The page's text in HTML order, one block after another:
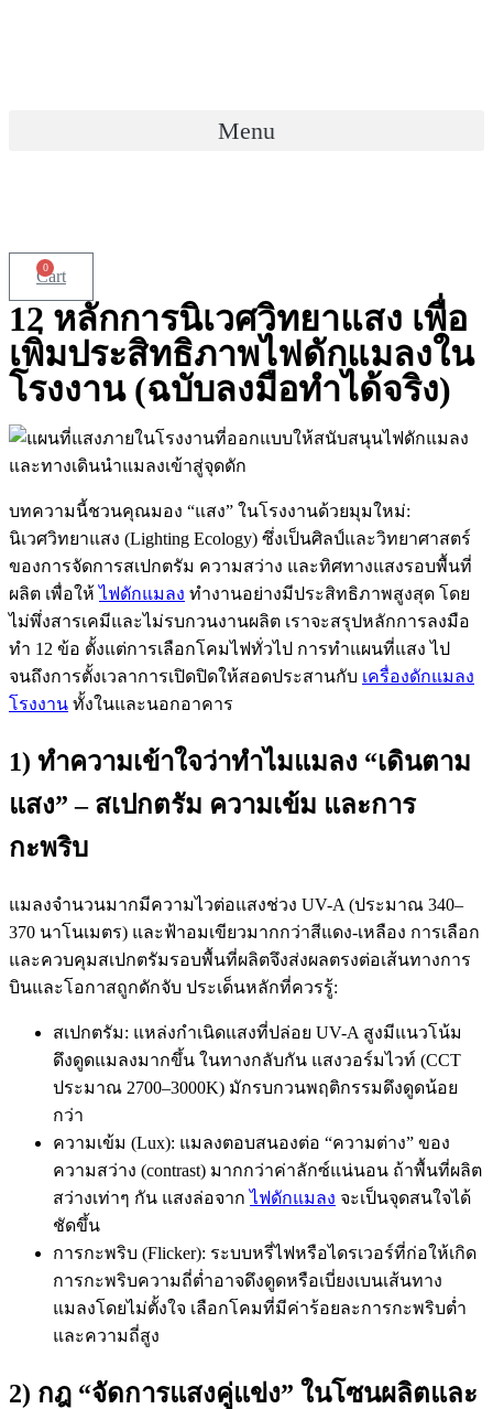
Menu
0
Cart
12 หลักการนิเวศวิทยาแสง เพื่อ
เพิ่มประสิทธิภาพไฟดักแมลงใน
โรงงาน (ฉบับลงมือทำได้จริง)
บทความนี้ชวนคุณมอง “แสง” ในโรงงานด้วยมุมใหม่:
นิเวศวิทยาแสง (Lighting Ecology) ซึ่งเป็นศิลป์และวิทยาศาสตร์
ของการจัดการสเปกตรัม ความสว่าง และทิศทางแสงรอบพื้นที่
ผลิต เพื่อให้ไฟดักแมลง ทำงานอย่างมีประสิทธิภาพสูงสุด โดย
ไม่พึ่งสารเคมีและไม่รบกวนงานผลิต เราจะสรุปหลักการลงมือ
ทำ 12 ข้อ ตั้งแต่การเลือกโคมไฟทั่วไป การทำแผนที่แสง ไป
จนถึงการตั้งเวลาการเปิดปิดให้สอดประสานกับ เครื่องดักแมลง
โรงงาน ทั้งในและนอกอาคาร
1) ทำความเข้าใจว่าทำไมแมลง “เดินตาม
แสง” – สเปกตรัม ความเข้ม และการ
กะพริบ
แมลงจำนวนมากมีความไวต่อแสงช่วง UV-A (ประมาณ 340–
370 นาโนเมตร) และฟ้าอมเขียวมากกว่าสีแดง-เหลือง การเลือก
และควบคุมสเปกตรัมรอบพื้นที่ผลิตจึงส่งผลตรงต่อเส้นทางการ
บินและโอกาสถูกดักจับ ประเด็นหลักที่ควรรู้:
สเปกตรัม: แหล่งกำเนิดแสงที่ปล่อย UV-A สูงมีแนวโน้ม
ดึงดูดแมลงมากขึ้น ในทางกลับกัน แสงวอร์มไวท์ (CCT
ประมาณ 2700–3000K) มักรบกวนพฤติกรรมดึงดูดน้อย
กว่า
ความเข้ม (Lux): แมลงตอบสนองต่อ “ความต่าง” ของ
ความสว่าง (contrast) มากกว่าค่าลักซ์แน่นอน ถ้าพื้นที่ผลิต
สว่างเท่าๆ กัน แสงล่อจากไฟดักแมลง จะเป็นจุดสนใจได้
ชัดขึ้น
การกะพริบ (Flicker): ระบบหรี่ไฟหรือไดรเวอร์ที่ก่อให้เกิด
การกะพริบความถี่ต่ำอาจดึงดูดหรือเบี่ยงเบนเส้นทาง
แมลงโดยไม่ตั้งใจ เลือกโคมที่มีค่าร้อยละการกะพริบต่ำ
และความถี่สูง
2) กฎ “จัดการแสงคู่แข่ง” ในโซนผลิตและ